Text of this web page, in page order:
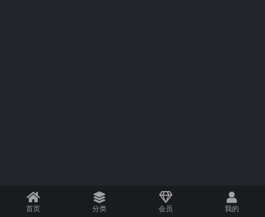
首页 分类 会员 我的